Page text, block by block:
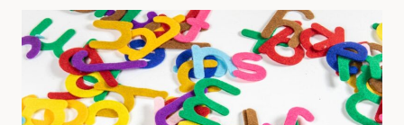
CORDE:
A
QUOI
SERT-
IL ?